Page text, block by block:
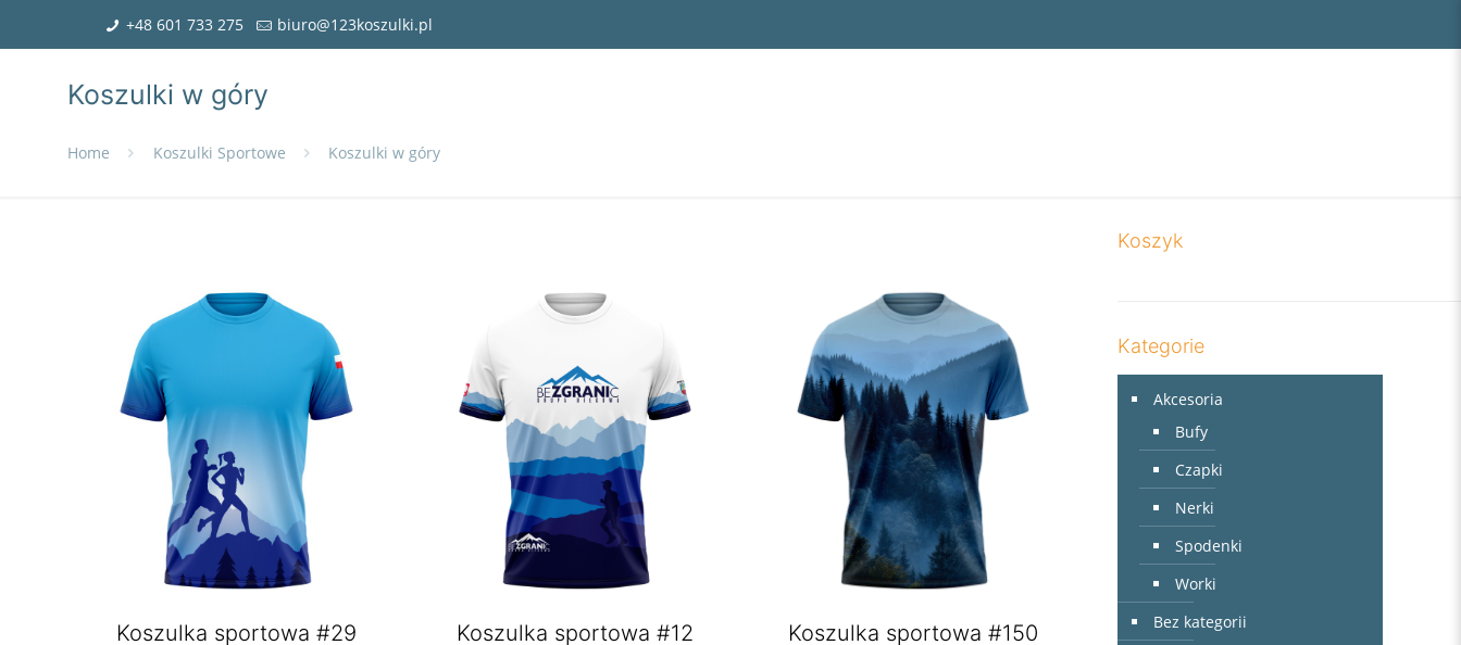
+48 601 733 275 biuro@123koszulki.pl
Koszulki w góry
Home Koszulki Sportowe Koszulki w góry
Koszulka sportowa #29
Koszulka sportowa #12
Koszulka sportowa #150
Koszyk
Kategorie
Akcesoria
Bufy
Czapki
Nerki
Spodenki
Worki
Bez kategorii